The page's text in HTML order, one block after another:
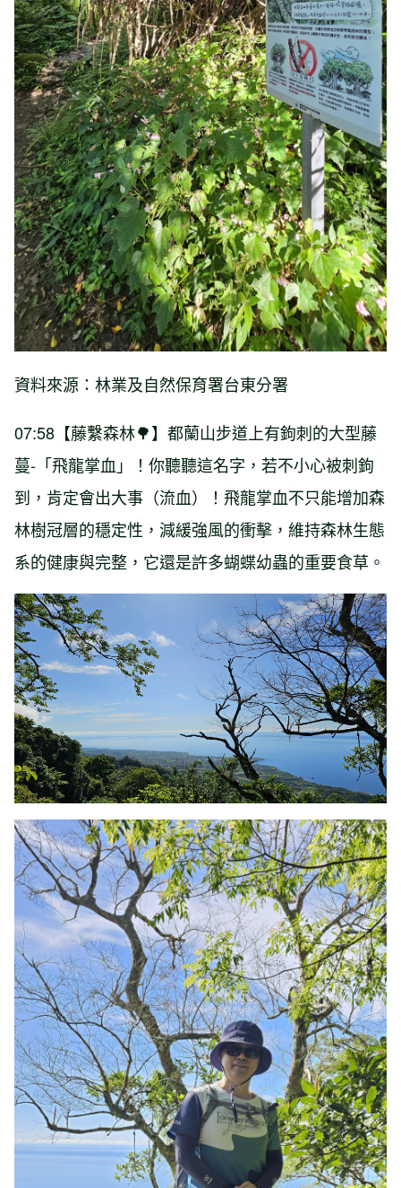
資料來源：林業及自然保育署台東分署
07:58【藤繫森林🌳】都蘭山步道上有鉤刺的大型藤
蔓-「飛龍掌血」！你聽聽這名字，若不小心被刺鉤
到，肯定會出大事（流血）！飛龍掌血不只能增加森
林樹冠層的穩定性，減緩強風的衝擊，維持森林生態
系的健康與完整，它還是許多蝴蝶幼蟲的重要食草。